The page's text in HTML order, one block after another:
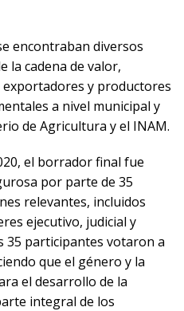
encontraban diversos
la cadena de valor,
exportadores y productores
a nivel municipal y
de Agricultura y el INAM.
el borrador final fue
por parte de 35
relevantes, incluidos
ejecutivo, judicial y
35 participantes votaron a
que el género y la
el desarrollo de la
integral de los